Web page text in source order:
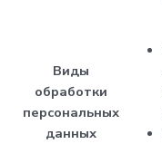
Виды
обработки
персональных
данных